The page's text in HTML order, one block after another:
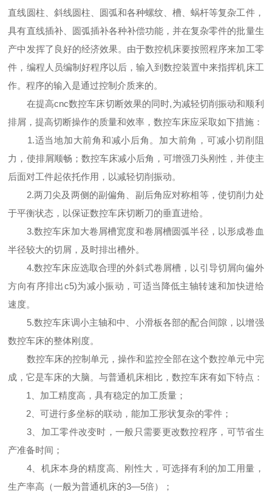
直线圆柱、斜线圆柱、圆弧和各种螺纹、槽、蜗杆等复杂工件，
具有直线插补、圆弧插补各种补偿功能，并在复杂零件的批量生
产中发挥了良好的经济效果。由于数控机床要按照程序来加工零
件，编程人员编制好程序以后，输入到数控装置中来指挥机床工
作。程序的输入是通过控制介质来的。
在提高cnc数控车床切断效果的同时,为减轻切削振动和顺利
排屑，提高切断操作的质量和效率，数控车床应采取如下措施：
1.适当地加大前角和减小后角。加大前角，可减小切削阻
力，使排屑顺畅；数控车床减小后角，可增强刀头刚性，并使主
后面对工件起依托作用，以减轻切削振动。
2.两刀尖及两侧的副偏角、副后角应对称相等，使切削力处
于平衡状态，以保证数控车床切断刀的垂直进给。
3.数控车床加大卷屑槽宽度和卷屑槽圆弧半径，以形成卷血
半径较大的切屑，及时排出槽外。
4.数控车床应选取合理的外斜式卷屑槽，以引导切屑向偏外
方向有序排出c5)为减小振动，可适当降低主轴转速和加快进给
速度。
5.数控车床调小主轴和中、小滑板各部的配合间隙，以增强
数控车床的整体刚度。
数控车床的控制单元，操作和监控全部在这个数控单元中完
成，它是车床的大脑。与普通机床相比，数控车床有如下特点：
1、加工精度高，具有稳定的加工质量；
2、可进行多坐标的联动，能加工形状复杂的零件；
3、加工零件改变时，一般只需要更改数控程序，可节省生
产准备时间；
4、机床本身的精度高、刚性大，可选择有利的加工用量，
生产率高（一般为普通机床的3—5倍）；